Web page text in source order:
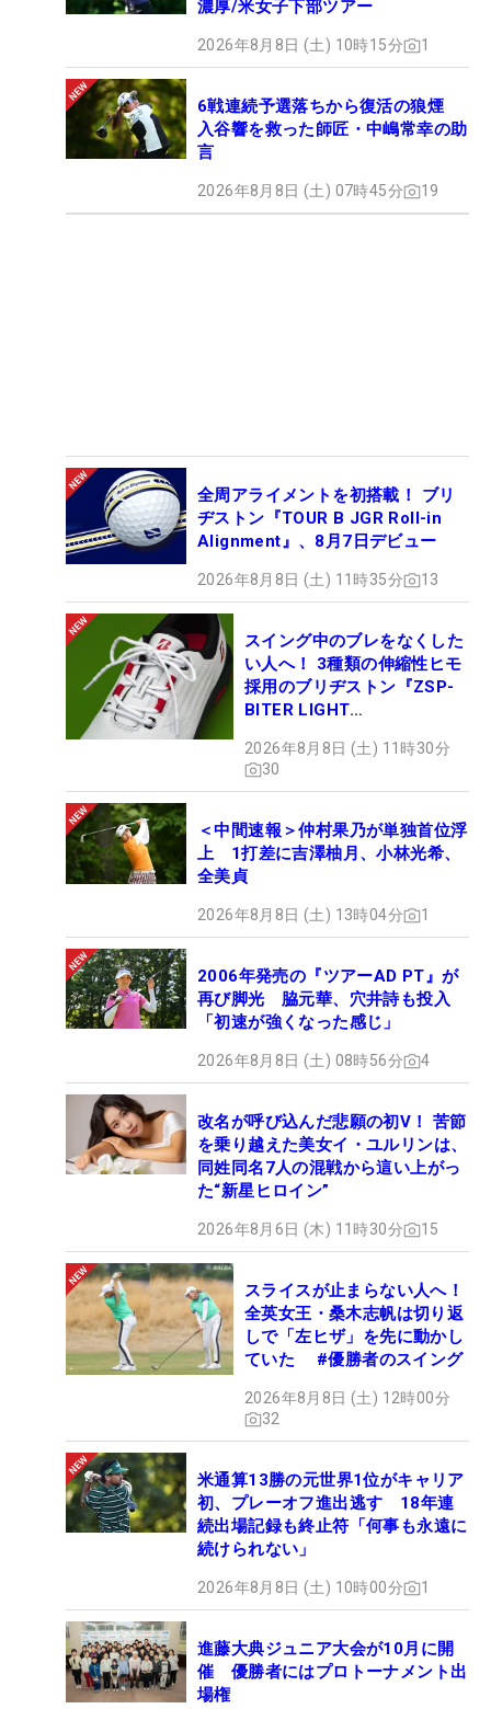
濃厚/米女子下部ツアー
2026年8月8日 (土) 10時15分 1
6戦連続予選落ちから復活の狼煙
入谷響を救った師匠・中嶋常幸の助
言
2026年8月8日 (土) 07時45分 19
全周アライメントを初搭載！ ブリ
ヂストン『TOUR B JGR Roll-in
Alignment』、8月7日デビュー
2026年8月8日 (土) 11時35分 13
スイング中のブレをなくした
い人へ！ 3種類の伸縮性ヒモ
採用のブリヂストン『ZSP-
BITER LIGHT
ュー
2026年8月8日 (土) 11時30分
30
＜中間速報＞仲村果乃が単独首位浮
上 1打差に吉澤柚月、小林光希、
全美貞
2026年8月8日 (土) 13時04分 1
2006年発売の『ツアーAD PT』が
再び脚光 脇元華、穴井詩も投入
「初速が強くなった感じ」
2026年8月8日 (土) 08時56分 4
改名が呼び込んだ悲願の初V！ 苦節
を乗り越えた美女イ・ユルリンは、
同姓同名7人の混戦から這い上がっ
た“新星ヒロイン”
2026年8月6日 (木) 11時30分 15
スライスが止まらない人へ！
全英女王・桑木志帆は切り返
しで「左ヒザ」を先に動かし
ていた #優勝者のスイング
2026年8月8日 (土) 12時00分
32
米通算13勝の元世界1位がキャリア
初、プレーオフ進出逃す 18年連
続出場記録も終止符「何事も永遠に
続けられない」
2026年8月8日 (土) 10時00分 1
進藤大典ジュニア大会が10月に開
催 優勝者にはプロトーナメント出
場権